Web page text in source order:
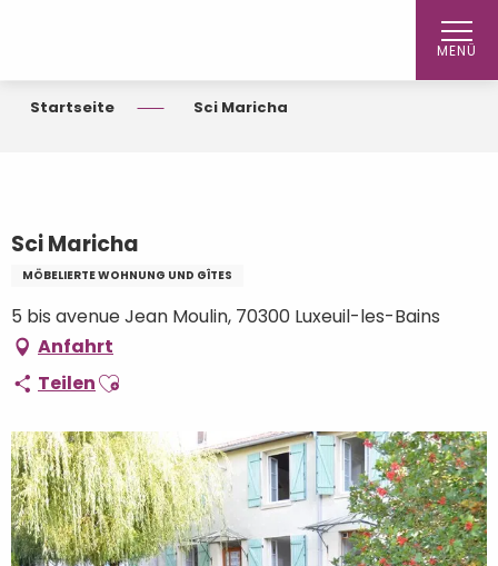
MENÜ
Startseite Sci Maricha
Sci Maricha
MÖBELIERTE WOHNUNG UND GÎTES
5 bis avenue Jean Moulin, 70300 Luxeuil-les-Bains
Anfahrt
TeilenAjouter aux favoris